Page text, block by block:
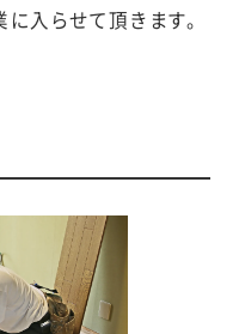
入らせて頂きます。